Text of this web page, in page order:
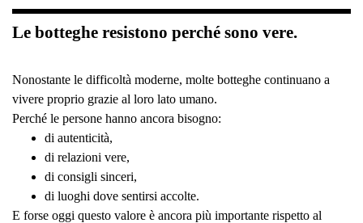
Le botteghe resistono perché sono vere.
Nonostante le difficoltà moderne, molte botteghe continuano a
vivere proprio grazie al loro lato umano.
Perché le persone hanno ancora bisogno:
di autenticità,
di relazioni vere,
di consigli sinceri,
di luoghi dove sentirsi accolte.
E forse oggi questo valore è ancora più importante rispetto al